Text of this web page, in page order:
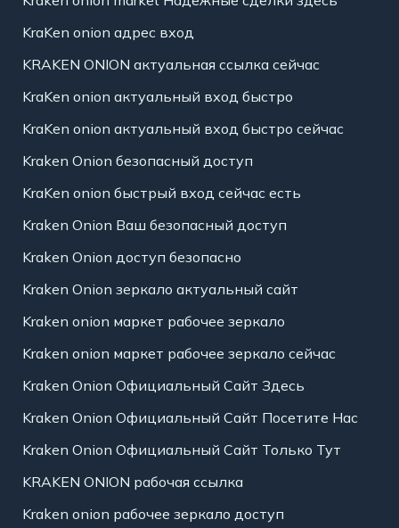
KraKen onion адрес вход
KRAKEN ONION актуальная ссылка сейчас
KraKen onion актуальный вход быстро
KraKen onion актуальный вход быстро сейчас
Kraken Onion безопасный доступ
KraKen onion быстрый вход сейчас есть
Kraken Onion Ваш безопасный доступ
Kraken Onion доступ безопасно
Kraken Onion зеркало актуальный сайт
Kraken onion маркет рабочее зеркало
Kraken onion маркет рабочее зеркало сейчас
Kraken Onion Официальный Сайт Здесь
Kraken Onion Официальный Сайт Посетите Нас
Kraken Onion Официальный Сайт Только Тут
KRAKEN ONION рабочая ссылка
Kraken onion рабочее зеркало доступ